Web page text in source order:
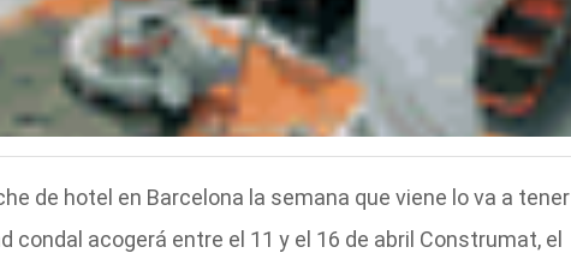
de hotel en Barcelona la semana que viene lo va a tener
condal acogerá entre el 11 y el 16 de abril Construmat, el